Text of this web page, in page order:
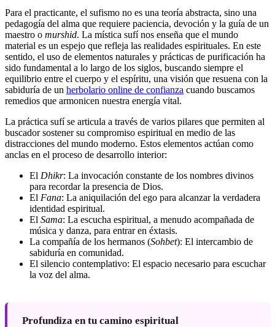
Para el practicante, el sufismo no es una teoría abstracta, sino una
pedagogía del alma que requiere paciencia, devoción y la guía de un
maestro o murshid. La mística sufí nos enseña que el mundo
material es un espejo que refleja las realidades espirituales. En este
sentido, el uso de elementos naturales y prácticas de purificación ha
sido fundamental a lo largo de los siglos, buscando siempre el
equilibrio entre el cuerpo y el espíritu, una visión que resuena con la
sabiduría de un herbolario online de confianza cuando buscamos
remedios que armonicen nuestra energía vital.
La práctica sufí se articula a través de varios pilares que permiten al
buscador sostener su compromiso espiritual en medio de las
distracciones del mundo moderno. Estos elementos actúan como
anclas en el proceso de desarrollo interior:
El Dhikr: La invocación constante de los nombres divinos
para recordar la presencia de Dios.
El Fana: La aniquilación del ego para alcanzar la verdadera
identidad espiritual.
El Sama: La escucha espiritual, a menudo acompañada de
música y danza, para entrar en éxtasis.
La compañía de los hermanos (Sohbet): El intercambio de
sabiduría en comunidad.
El silencio contemplativo: El espacio necesario para escuchar
la voz del alma.
Profundiza en tu camino espiritual